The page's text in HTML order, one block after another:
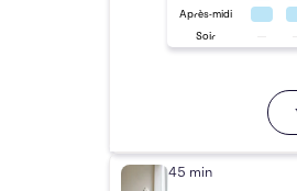
Après-midi
Soir
45 min